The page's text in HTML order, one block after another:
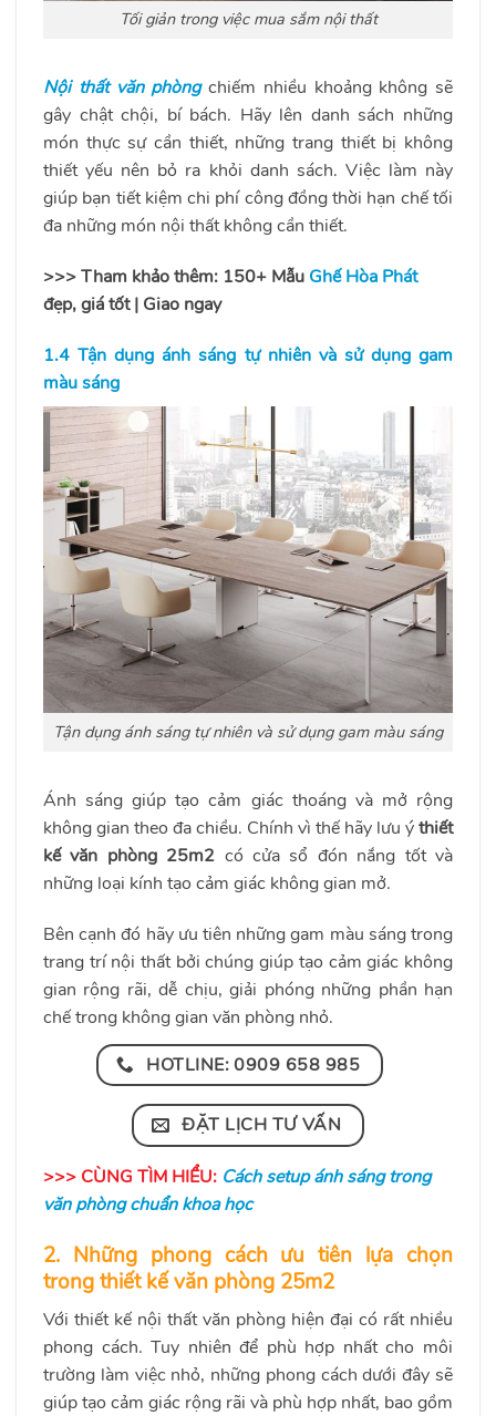
Tối giản trong việc mua sắm nội thất
Nội thất văn phòngchiếm nhiều khoảng không sẽ
gây chật chội, bí bách. Hãy lên danh sách những
món thực sự cần thiết, những trang thiết bị không
thiết yếu nên bỏ ra khỏi danh sách. Việc làm này
giúp bạn tiết kiệm chi phí công đồng thời hạn chế tối
đa những món nội thất không cần thiết.
>>> Tham khảo thêm: 150+ Mẫu Ghế Hòa Phát
đẹp, giá tốt | Giao ngay
1.4 Tận dụng ánh sáng tự nhiên và sử dụng gam
màu sáng
Tận dụng ánh sáng tự nhiên và sử dụng gam màu sáng
Ánh sáng giúp tạo cảm giác thoáng và mở rộng
không gian theo đa chiều. Chính vì thế hãy lưu ýthiết
kế văn phòng 25m2 có cửa sổ đón nắng tốt và
những loại kính tạo cảm giác không gian mở.
Bên cạnh đó hãy ưu tiên những gam màu sáng trong
trang trí nội thất bởi chúng giúp tạo cảm giác không
gian rộng rãi, dễ chịu, giải phóng những phần hạn
chế trong không gian văn phòng nhỏ.
HOTLINE: 0909 658 985
ĐẶT LỊCH TƯ VẤN
>>> CÙNG TÌM HIỂU: Cách setup ánh sáng trong
văn phòng chuẩn khoa học
2. Những phong cách ưu tiên lựa chọn
trong thiết kế văn phòng 25m2
Với thiết kế nội thất văn phòng hiện đại có rất nhiều
phong cách. Tuy nhiên để phù hợp nhất cho môi
trường làm việc nhỏ, những phong cách dưới đây sẽ
giúp tạo cảm giác rộng rãi và phù hợp nhất, bao gồm